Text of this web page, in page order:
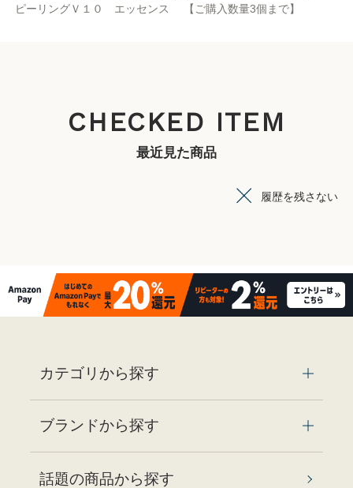
ピーリングＶ１０ エッセンス 【ご購入数量3個まで】
CHECKED ITEM
最近見た商品
履歴を残さない
カテゴリから探す
ブランドから探す
話題の商品から探す